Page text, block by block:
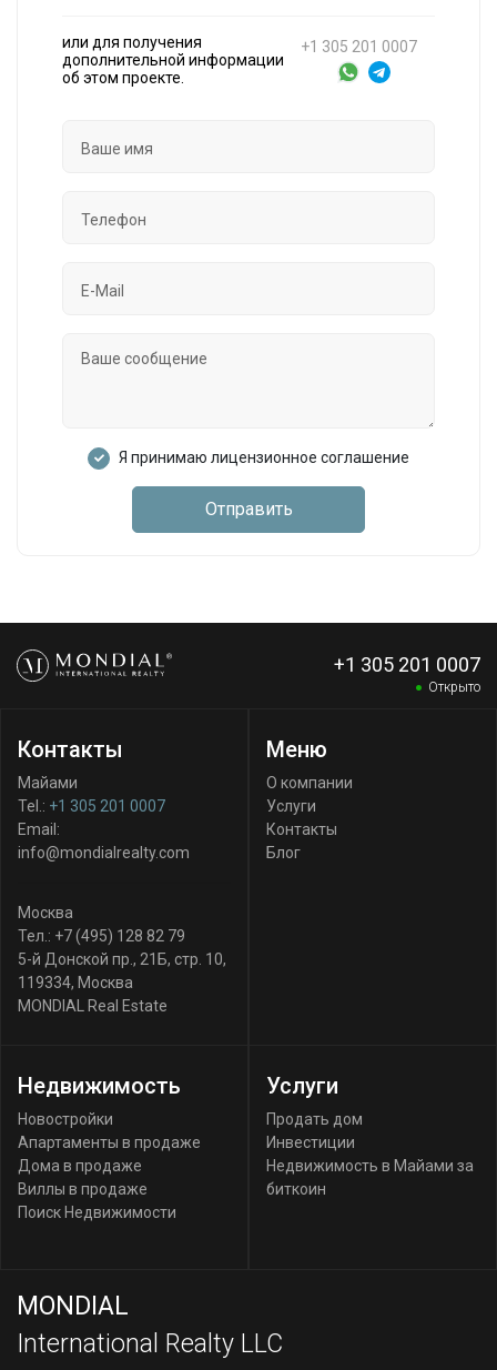
или для получения
дополнительной информации
об этом проекте.
+1 305 201 0007
Я принимаю лицензионное соглашение
Отправить
+1 305 201 0007
Открыто
Контакты
Майами
Tel.: +1 305 201 0007
Email:
info@mondialrealty.com
Москва
Тел.: +7 (495) 128 82 79
5-й Донской пр., 21Б, стр. 10,
119334, Москва
MONDIAL Real Estate
Меню
О компании
Услуги
Контакты
Блог
Недвижимость
Новостройки
Апартаменты в продаже
Дома в продаже
Виллы в продаже
Поиск Недвижимости
Услуги
Продать дом
Инвестиции
Недвижимость в Майами за
биткоин
MONDIAL
International Realty LLC